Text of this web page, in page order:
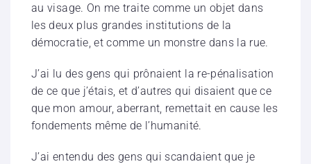
au visage. On me traite comme un objet dans
les deux plus grandes institutions de la
démocratie, et comme un monstre dans la rue.
J’ai lu des gens qui prônaient la re-pénalisation
de ce que j’étais, et d’autres qui disaient que ce
que mon amour, aberrant, remettait en cause les
fondements même de l’humanité.
J’ai entendu des gens qui scandaient que je